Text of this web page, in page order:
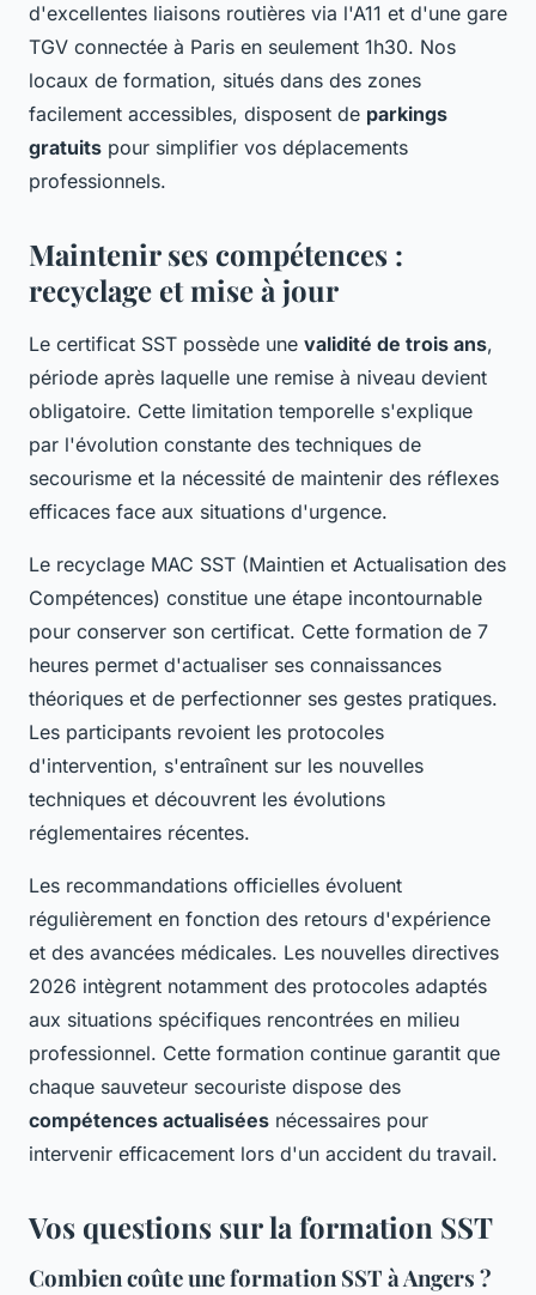
d'excellentes liaisons routières via l'A11 et d'une gare
TGV connectée à Paris en seulement 1h30. Nos
locaux de formation, situés dans des zones
facilement accessibles, disposent de parkings
gratuits pour simplifier vos déplacements
professionnels.
Maintenir ses compétences :
recyclage et mise à jour
Le certificat SST possède une validité de trois ans,
période après laquelle une remise à niveau devient
obligatoire. Cette limitation temporelle s'explique
par l'évolution constante des techniques de
secourisme et la nécessité de maintenir des réflexes
efficaces face aux situations d'urgence.
Le recyclage MAC SST (Maintien et Actualisation des
Compétences) constitue une étape incontournable
pour conserver son certificat. Cette formation de 7
heures permet d'actualiser ses connaissances
théoriques et de perfectionner ses gestes pratiques.
Les participants revoient les protocoles
d'intervention, s'entraînent sur les nouvelles
techniques et découvrent les évolutions
réglementaires récentes.
Les recommandations officielles évoluent
régulièrement en fonction des retours d'expérience
et des avancées médicales. Les nouvelles directives
2026 intègrent notamment des protocoles adaptés
aux situations spécifiques rencontrées en milieu
professionnel. Cette formation continue garantit que
chaque sauveteur secouriste dispose des
compétences actualisées nécessaires pour
intervenir efficacement lors d'un accident du travail.
Vos questions sur la formation SST
Combien coûte une formation SST à Angers ?